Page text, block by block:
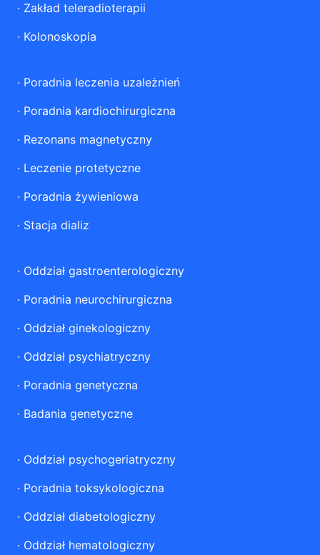
· Zakład teleradioterapii
· Kolonoskopia
· Poradnia leczenia uzależnień
· Poradnia kardiochirurgiczna
· Rezonans magnetyczny
· Leczenie protetyczne
· Poradnia żywieniowa
· Stacja dializ
· Oddział gastroenterologiczny
· Poradnia neurochirurgiczna
· Oddział ginekologiczny
· Oddział psychiatryczny
· Poradnia genetyczna
· Badania genetyczne
· Oddział psychogeriatryczny
· Poradnia toksykologiczna
· Oddział diabetologiczny
· Oddział hematologiczny